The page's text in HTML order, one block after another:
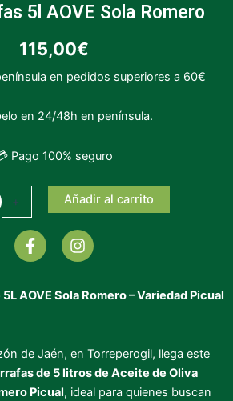
5l AOVE Sola Romero
115,00€
en pedidos superiores a 60€
en 24/48h en península.
Pago 100% seguro
+ Añadir al carrito
F
a
b
k
-
f
I
n
a
a
AOVE Sola Romero – Variedad Picual
de Jaén, en Torreperogil, llega este
de 5 litros de Aceite de Oliva
Picual, ideal para quienes buscan